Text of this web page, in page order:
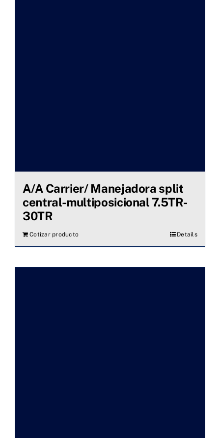
A/A Carrier/ Manejadora split
central-multiposicional 7.5TR-
30TR
Cotizar producto Details